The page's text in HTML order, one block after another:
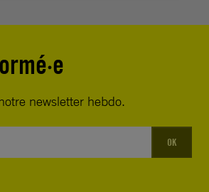
newsletter hebdo.
OK